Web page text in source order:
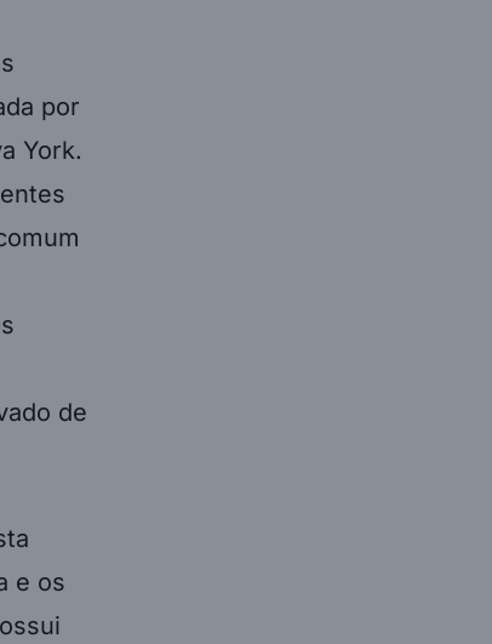
por
York.
de
e os